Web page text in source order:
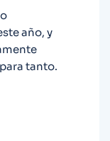
año, y
tanto.